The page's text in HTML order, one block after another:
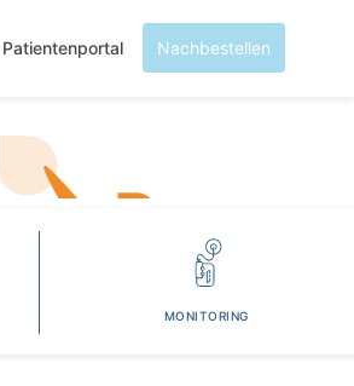
Patientenportal Nachbestellen
MONITORING